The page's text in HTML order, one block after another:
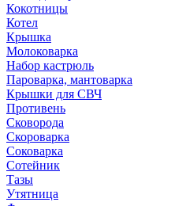
Кокотницы
Котел
Крышка
Молоковарка
Набор кастрюль
Пароварка, мантоварка
Крышки для СВЧ
Противень
Сковорода
Скороварка
Соковарка
Сотейник
Тазы
Утятница